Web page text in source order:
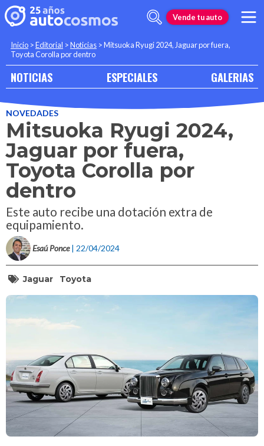
Vende tu auto
Inicio >Editorial >Noticias >Mitsuoka Ryugi 2024, Jaguar por fuera,
Toyota Corolla por dentro
NOTICIAS ESPECIALES GALERIAS
NOVEDADES
Mitsuoka Ryugi 2024,
Jaguar por fuera,
Toyota Corolla por
dentro
Este auto recibe una dotación extra de
equipamiento.
Esaú Ponce | 22/04/2024
Jaguar Toyota